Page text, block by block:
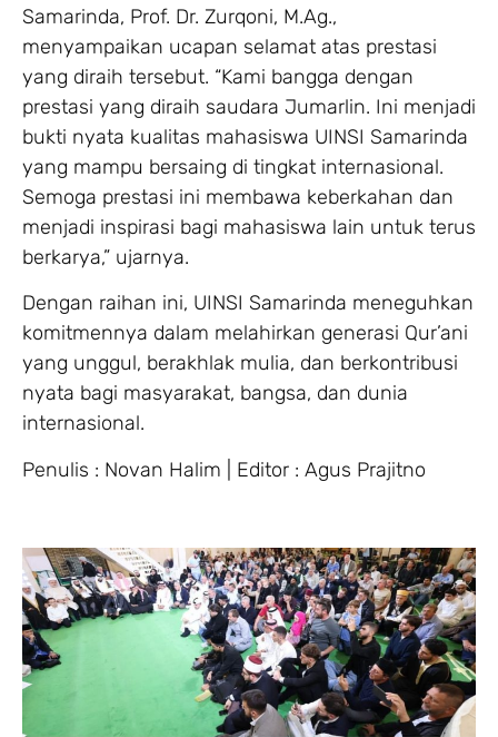
Samarinda, Prof. Dr. Zurqoni, M.Ag.,
menyampaikan ucapan selamat atas prestasi
yang diraih tersebut. “Kami bangga dengan
prestasi yang diraih saudara Jumarlin. Ini menjadi
bukti nyata kualitas mahasiswa UINSI Samarinda
yang mampu bersaing di tingkat internasional.
Semoga prestasi ini membawa keberkahan dan
menjadi inspirasi bagi mahasiswa lain untuk terus
berkarya,” ujarnya.
Dengan raihan ini, UINSI Samarinda meneguhkan
komitmennya dalam melahirkan generasi Qur’ani
yang unggul, berakhlak mulia, dan berkontribusi
nyata bagi masyarakat, bangsa, dan dunia
internasional.
Penulis : Novan Halim | Editor : Agus Prajitno